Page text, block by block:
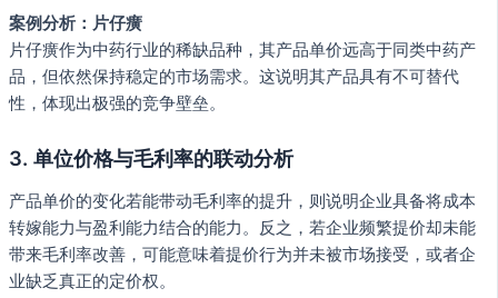
案例分析：片仔癀
片仔癀作为中药行业的稀缺品种，其产品单价远高于同类中药产
品，但依然保持稳定的市场需求。这说明其产品具有不可替代
性，体现出极强的竞争壁垒。
3. 单位价格与毛利率的联动分析
产品单价的变化若能带动毛利率的提升，则说明企业具备将成本
转嫁能力与盈利能力结合的能力。反之，若企业频繁提价却未能
带来毛利率改善，可能意味着提价行为并未被市场接受，或者企
业缺乏真正的定价权。